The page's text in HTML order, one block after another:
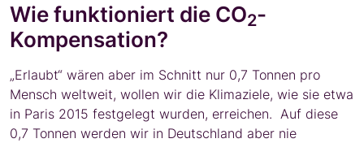
Wie funktioniert die CO2-
Kompensation?
„Erlaubt“ wären aber im Schnitt nur 0,7 Tonnen pro
Mensch weltweit, wollen wir die Klimaziele, wie sie etwa
in Paris 2015 festgelegt wurden, erreichen. Auf diese
0,7 Tonnen werden wir in Deutschland aber nie